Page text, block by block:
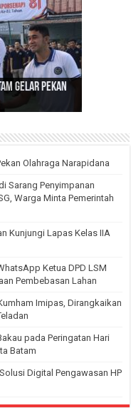
Gelar Pekan
Menjadi
Salah
MintaJajaran
Teladan
Bibit Bakau
Hidup Sedunia
Olahraga Narapidana
Sarang Penyimpanan
Warga Minta Pemerintah
Kunjungi Lapas Kelas IIA
Ketua DPD LSM
Pembebasan Lahan
Imipas, Dirangkaikan
pada Peringatan Hari
Batam
Digital Pengawasan HP